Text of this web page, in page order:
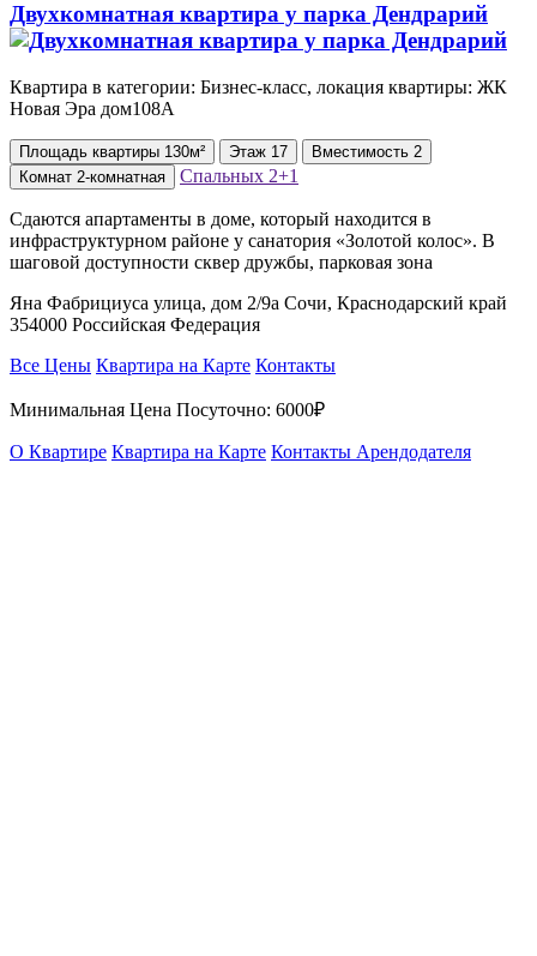
Двухкомнатная квартира у парка Дендрарий
Квартира в категории: Бизнес-класс, локация квартиры: ЖК
Новая Эра дом108А
Площадь квартиры 130м² Этаж 17 Вместимость 2
Комнат 2-комнатная Спальных 2+1
Сдаются апартаменты в доме, который находится в
инфраструктурном районе у санатория «Золотой колос». В
шаговой доступности сквер дружбы, парковая зона
Яна Фабрициуса улица, дом 2/9а Сочи, Краснодарский край
354000 Российская Федерация
Все Цены Квартира на Карте Контакты
Минимальная Цена Посуточно: 6000₽
О Квартире Квартира на Карте Контакты Арендодателя